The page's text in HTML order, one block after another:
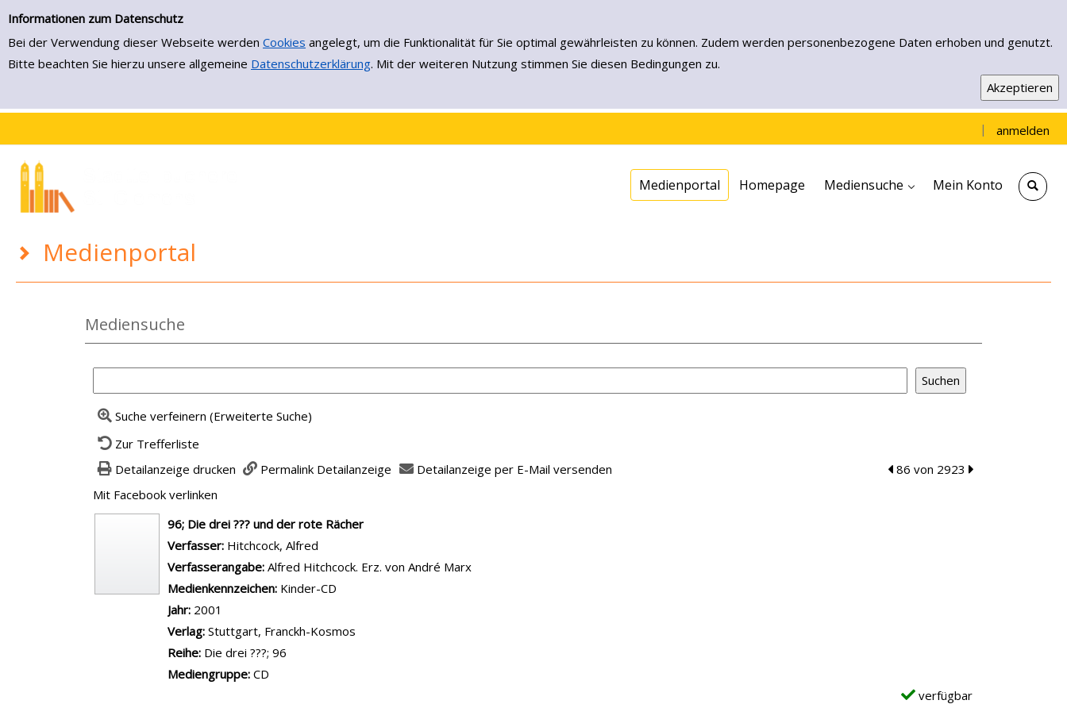
Medienportal
Informationen zum Datenschutz
Bei der Verwendung dieser Webseite werden Cookies angelegt, um die Funktionalität für Sie optimal gewährleisten zu können. Zudem werden personenbezogene Daten erhoben und genutzt.
Bitte beachten Sie hierzu unsere allgemeine Datenschutzerklärung. Mit der weiteren Nutzung stimmen Sie diesen Bedingungen zu.
Zur Detailanzeige springen
| anmelden
Medienportal Homepage
Mediensuche
Mein Konto
Medienportal
Mediensuche
Suche verfeinern (Erweiterte Suche)
Zur Trefferliste
Detailanzeige drucken
Permalink Detailanzeige Detailanzeige per E-Mail versenden zum vorherigen Treffer blättern
86 von 2923 zum nächsten
Mit Facebook verlinken
wird in neuem Tab geöffnet
96; Die drei ??? und der rote Rächer
Verfasser: Suche nach diesem Verfasser
Hitchcock, Alfred
Verfasserangabe: Alfred Hitchcock. Erz. von André Marx
Medienkennzeichen: Kinder-CD
Jahr: 2001
Verlag: Stuttgart, Franckh-Kosmos
Reihe: Die drei ???; 96
Mediengruppe: CD
verfügbar